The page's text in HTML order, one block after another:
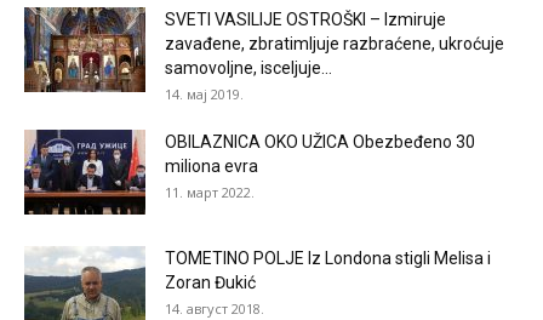
SVETI VASILIJE OSTROŠKI – Izmiruje
zavađene, zbratimljuje razbraćene, ukroćuje
samovoljne, isceljuje...
14. мај 2019.
OBILAZNICA OKO UŽICA Obezbeđeno 30
miliona evra
11. март 2022.
TOMETINO POLJE Iz Londona stigli Melisa i
Zoran Đukić
14. август 2018.